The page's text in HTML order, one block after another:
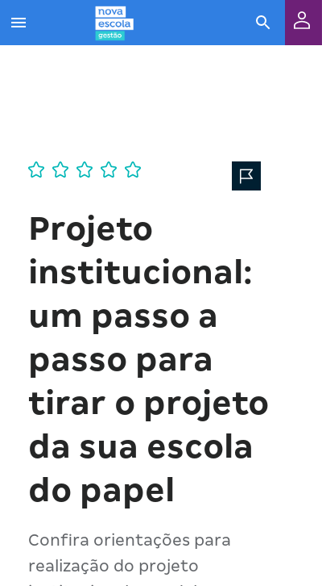
Projeto
institucional:
um passo a
passo para
tirar o projeto
da sua escola
do papel
Confira orientações para
realização do projeto